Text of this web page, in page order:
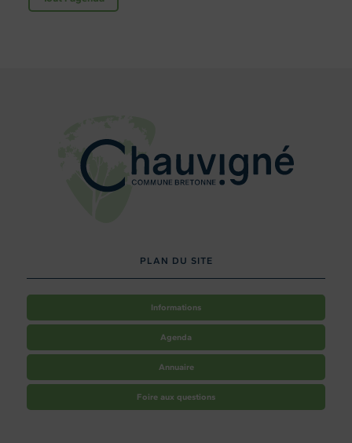
PLAN DU SITE
Informations
Agenda
Annuaire
Foire aux questions